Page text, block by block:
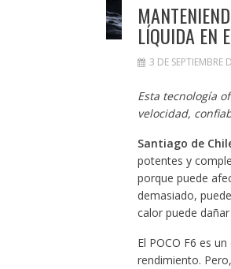
LÍQUIDA EN
3 DE SEPTIEMBRE
Esta tecnología
velocidad,
Santiago de
potentes y
porque puede
demasiado,
calor puede
El POCO F6 es
rendimiento.